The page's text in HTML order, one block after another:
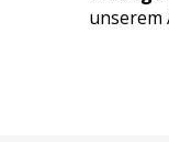
unserem